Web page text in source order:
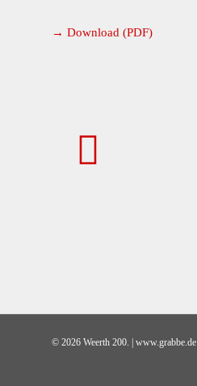
→ Download (PDF)
© 2026 Weerth 200. | www.grabbe.de